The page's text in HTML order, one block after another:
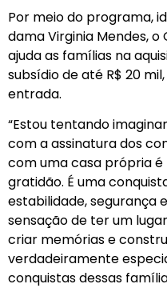
Por meio do programa,
dama Virginia Mendes,
ajuda as famílias na
subsídio de até R$ 20
entrada.
“Estou tentando
com a assinatura dos
com uma casa própria
gratidão. É uma
estabilidade, segurança
sensação de ter um
criar memórias e
verdadeiramente
conquistas dessas